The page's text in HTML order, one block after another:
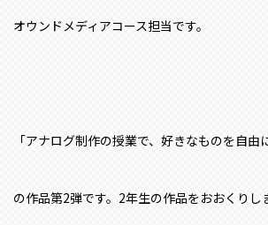
オウンドメディアコース担当です。
「アナログ制作の授業で、好きなものを自由
の作品第2弾です。2年生の作品をおおくりし